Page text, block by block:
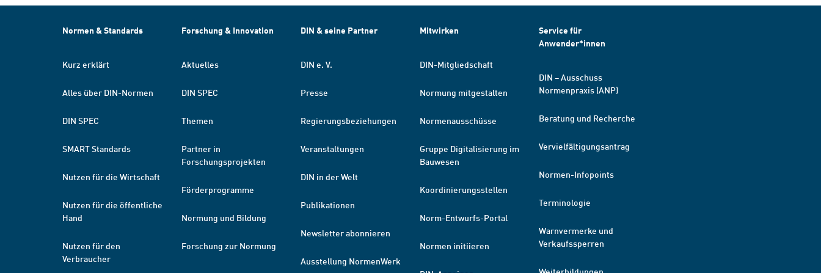
Normen & Standards
Kurz erklärt
Alles über DIN-Normen
DIN SPEC
SMART Standards
Nutzen für die Wirtschaft
Nutzen für die öffentliche
Hand
Nutzen für den
Verbraucher
Forschung & Innovation
Aktuelles
DIN SPEC
Themen
Partner in
Forschungsprojekten
Förderprogramme
Normung und Bildung
Forschung zur Normung
DIN & seine Partner
DIN e. V.
Presse
Regierungsbeziehungen
Veranstaltungen
DIN in der Welt
Publikationen
Newsletter abonnieren
Ausstellung NormenWerk
Mitwirken
DIN-Mitgliedschaft
Normung mitgestalten
Normenausschüsse
Gruppe Digitalisierung im
Bauwesen
Koordinierungsstellen
Norm-Entwurfs-Portal
Normen initiieren
Service für
Anwender*innen
DIN – Ausschuss
Normenpraxis (ANP)
Beratung und Recherche
Vervielfältigungsantrag
Normen-Infopoints
Terminologie
Warnvermerke und
Verkaufssperren